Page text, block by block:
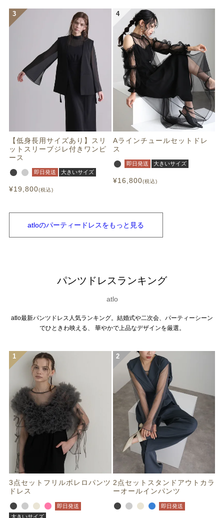
【低身長用サイズあり】スリ
ットスリーブジレ付きワンピ
ース
即日発送 大きいサイズ
¥19,800 税込
Aラインチュールセットドレ
ス
即日発送 大きいサイズ
¥16,800 税込
atloのパーティードレスをもっと見る
パンツドレスランキング
atlo
atlo最新パンツドレス人気ランキング。結婚式や二次会、パーティーシーン
でひときわ映える、 華やかで上品なデザインを厳選。
3点セットフリルボレロパンツ
ドレス
即日発送
大きいサイズ
2点セットスタンドアウトカラ
ーオールインパンツ
即日発送